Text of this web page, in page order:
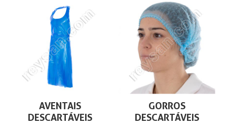
AVENTAIS
DESCARTÁVEIS
GORROS
DESCARTÁVEIS